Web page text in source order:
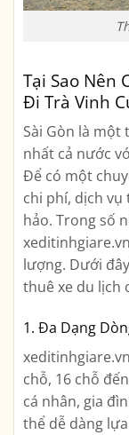
Tại Sao Nên
Đi Trà Vinh
Sài Gòn là
nhất cả nước
Để có một
chi phí, dịch
hảo. Trong số
lượng. Dưới
thuê xe du lịch
1. Đa Dạng
chỗ, 16 chỗ
cá nhân, gia
thể dễ dàng